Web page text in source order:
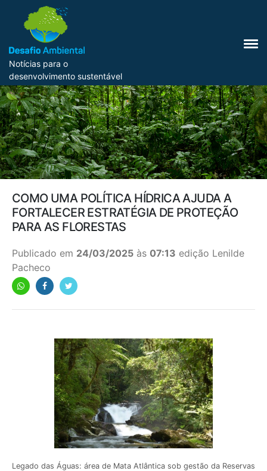
Notícias para o
desenvolvimento sustentável
COMO UMA POLÍTICA HÍDRICA AJUDA A
FORTALECER ESTRATÉGIA DE PROTEÇÃO
PARA AS FLORESTAS
Publicado em 24/03/2025 às 07:13 edição Lenilde
Pacheco
Legado das Águas: área de Mata Atlântica sob gestão da Reservas